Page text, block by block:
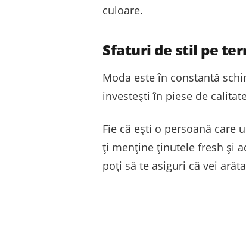
culoare.
Sfaturi de stil pe
Moda este în constantă
investești în piese de
Fie că ești o persoană care
ți menține ținutele fresh și
poți să te asiguri că vei